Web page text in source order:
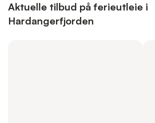
Aktuelle tilbud på ferieutleie i
Hardangerfjorden